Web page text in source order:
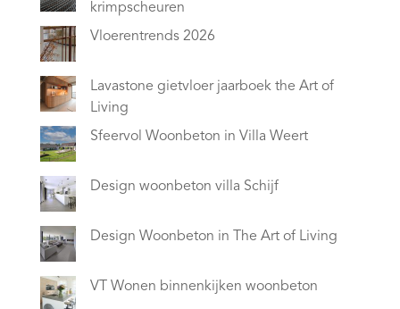
krimpscheuren
Vloerentrends 2026
Lavastone gietvloer jaarboek the Art of
Living
Sfeervol Woonbeton in Villa Weert
Design woonbeton villa Schijf
Design Woonbeton in The Art of Living
VT Wonen binnenkijken woonbeton